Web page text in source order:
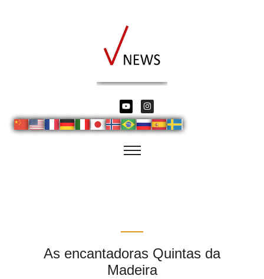
As encantadoras Quintas da
Madeira